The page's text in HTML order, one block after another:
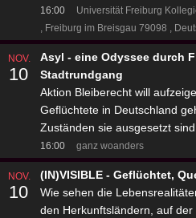
16:00 Universität Freiburg
Freiburg im Breisgau 79098
NOV.
10
Asyl - eine Odyssee durch
Stadtrundgang
Aktion Bleiberecht will
Geflüchtete in Deutschland
Zuständen sie ausgesetzt
16:00 ganz woanders
NOV.
10
(IN)VISIBLE - Geflüchtet,
Wie sehen die
den Herkunftsländern, auf